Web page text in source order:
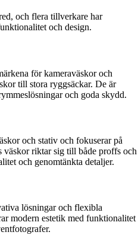
och flera tillverkare har
och design.
för kameraväskor och
till stora ryggsäckar. De är
och goda skydd.
och stativ och fokuserar på
väskor riktar sig till både proffs och
och genomtänkta detaljer.
lösningar och flexibla
modern estetik med funktionalitet